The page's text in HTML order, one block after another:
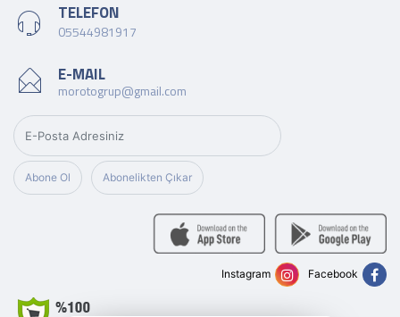
TELEFON
05544981917
E-MAIL
morotogrup@gmail.com
Abone Ol Abonelikten Çıkar
Facebook
Instagram